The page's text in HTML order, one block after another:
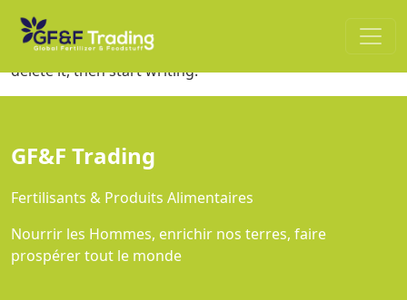
Hello world!
Welcome to WordPress. This is your first post. Edit or
delete it, then start writing!
GF&F Trading
Fertilisants & Produits Alimentaires
Nourrir les Hommes, enrichir nos terres, faire
prospérer tout le monde